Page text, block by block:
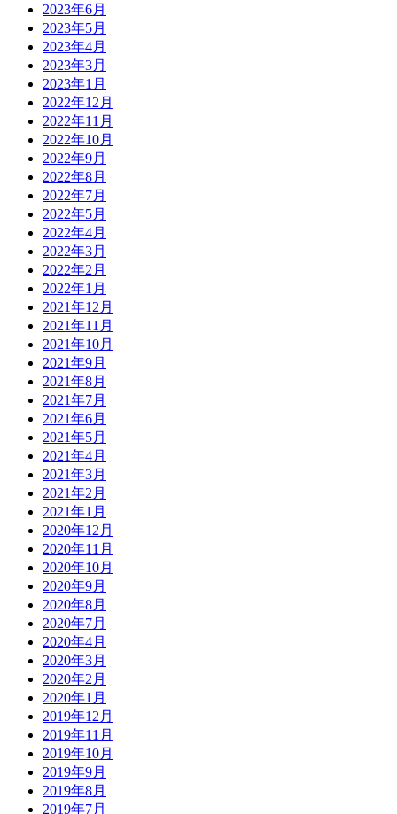
2023年6月
2023年5月
2023年4月
2023年3月
2023年1月
2022年12月
2022年11月
2022年10月
2022年9月
2022年8月
2022年7月
2022年5月
2022年4月
2022年3月
2022年2月
2022年1月
2021年12月
2021年11月
2021年10月
2021年9月
2021年8月
2021年7月
2021年6月
2021年5月
2021年4月
2021年3月
2021年2月
2021年1月
2020年12月
2020年11月
2020年10月
2020年9月
2020年8月
2020年7月
2020年4月
2020年3月
2020年2月
2020年1月
2019年12月
2019年11月
2019年10月
2019年9月
2019年8月
2019年7月